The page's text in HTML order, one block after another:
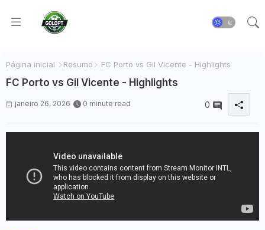
Página inicial Resumo FC Porto vs Gil Vicente - Highlights
FC Porto vs Gil Vicente - Highlights
janeiro 26, 2026 0 minute read 0